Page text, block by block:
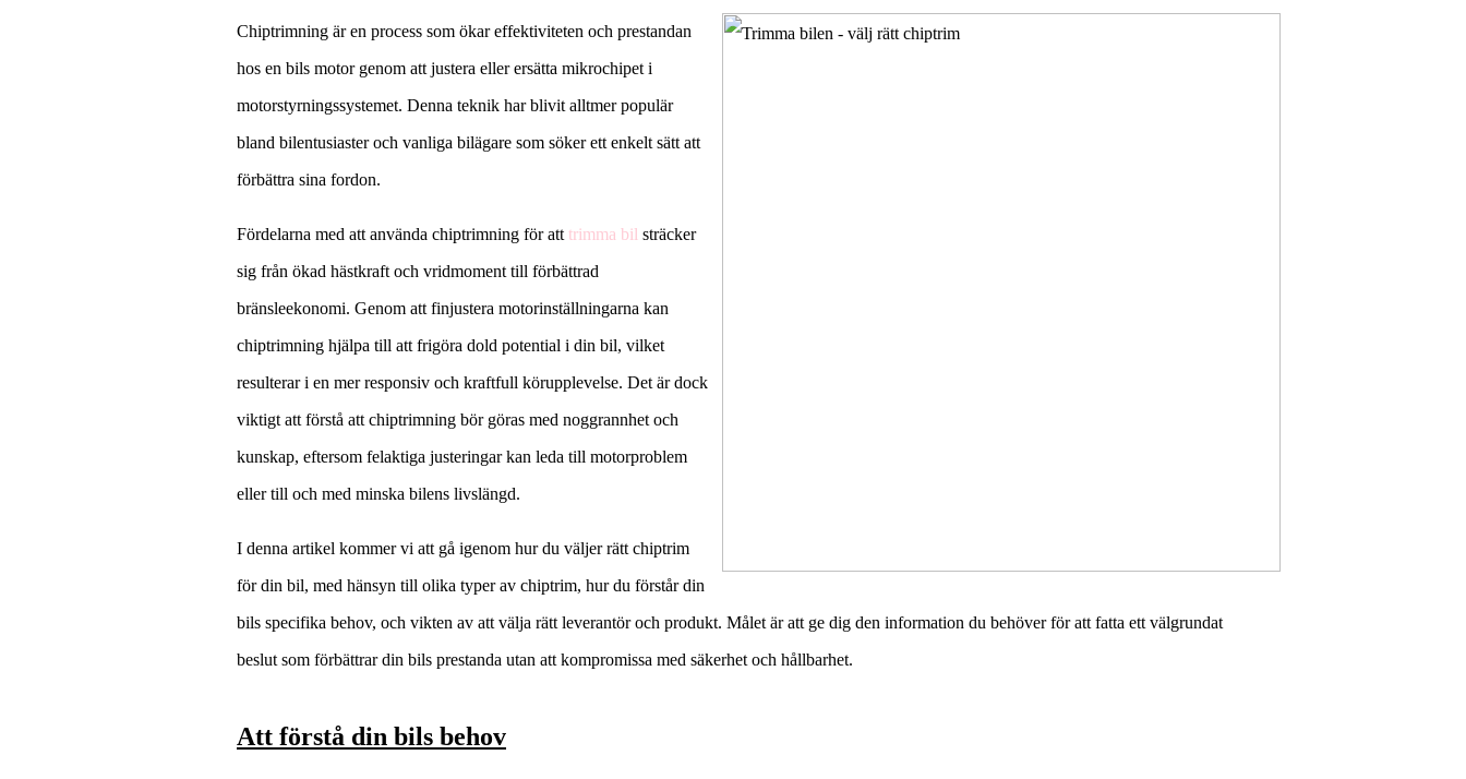
Chiptrimning är en process som ökar effektiviteten och prestandan
hos en bils motor genom att justera eller ersätta mikrochipet i
motorstyrningssystemet. Denna teknik har blivit alltmer populär
bland bilentusiaster och vanliga bilägare som söker ett enkelt sätt att
förbättra sina fordon.
Fördelarna med att använda chiptrimning för att trimma bil sträcker
sig från ökad hästkraft och vridmoment till förbättrad
bränsleekonomi. Genom att finjustera motorinställningarna kan
chiptrimning hjälpa till att frigöra dold potential i din bil, vilket
resulterar i en mer responsiv och kraftfull körupplevelse. Det är dock
viktigt att förstå att chiptrimning bör göras med noggrannhet och
kunskap, eftersom felaktiga justeringar kan leda till motorproblem
eller till och med minska bilens livslängd.
I denna artikel kommer vi att gå igenom hur du väljer rätt chiptrim
för din bil, med hänsyn till olika typer av chiptrim, hur du förstår din
bils specifika behov, och vikten av att välja rätt leverantör och produkt. Målet är att ge dig den information du behöver för att fatta ett välgrundat
beslut som förbättrar din bils prestanda utan att kompromissa med säkerhet och hållbarhet.
Att förstå din bils behov